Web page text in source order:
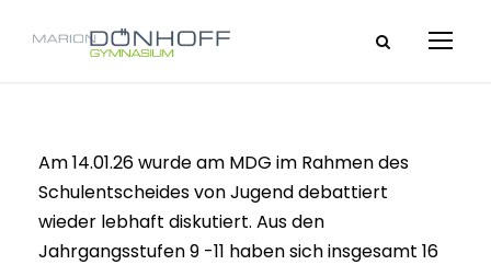
Am 14.01.26 wurde am MDG im Rahmen des
Schulentscheides von Jugend debattiert
wieder lebhaft diskutiert. Aus den
Jahrgangsstufen 9 -11 haben sich insgesamt 16